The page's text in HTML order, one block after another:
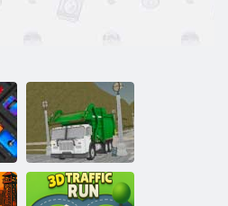
ﻢﻴﺳ ﺔﻣﺎﻤﻘﻟﺍ